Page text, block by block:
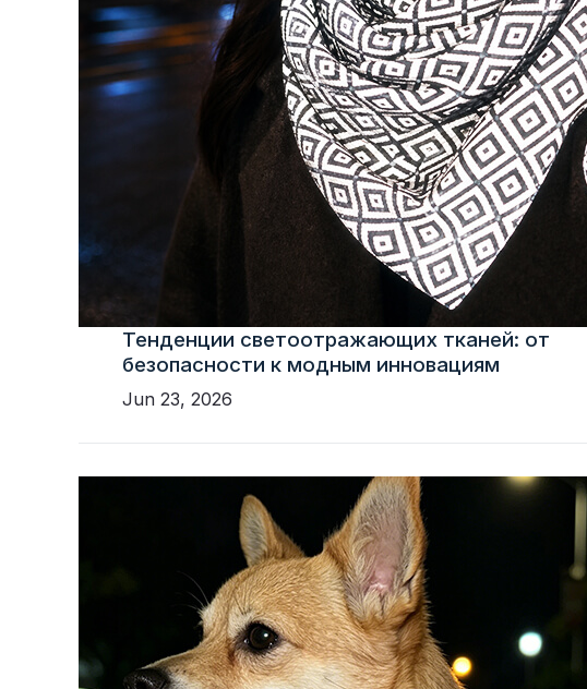
Тенденции светоотражающих тканей: от
безопасности к модным инновациям
Jun 23, 2026